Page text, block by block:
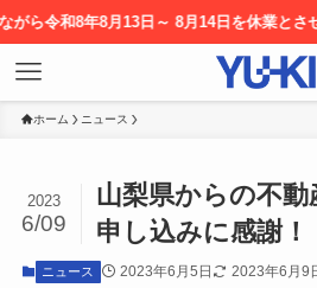
令和8年8月13日～ 8月14日を休業とさせて
ホーム ニュース
山梨県からの不
申し込みに感謝！
2023
6/09
ニュース 2023年6月5日 2023年6月9